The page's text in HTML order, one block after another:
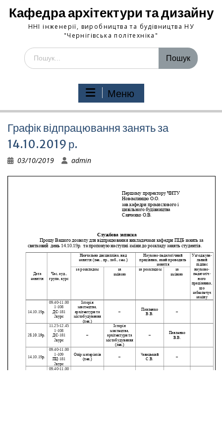
Кафедра архітектури та дизайну
ННІ інженерії, виробництва та будівництва НУ
"Чернігівська політехніка"
Шукати:
Меню
Графік відпрацювання занять за
14.10.2019 р.
03/10/2019 admin